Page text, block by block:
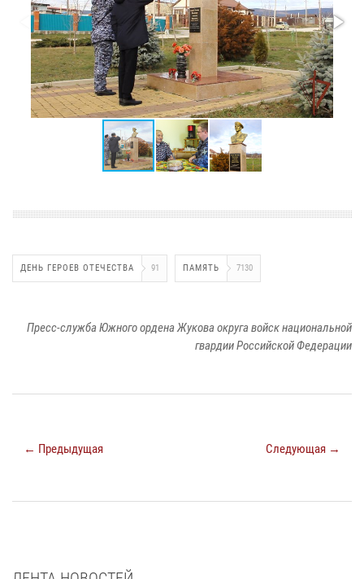
ДЕНЬ ГЕРОЕВ ОТЕЧЕСТВА 91 ПАМЯТЬ 7130
Пресс-служба Южного ордена Жукова округа войск национальной
гвардии Российской Федерации
← Предыдущая Следующая →